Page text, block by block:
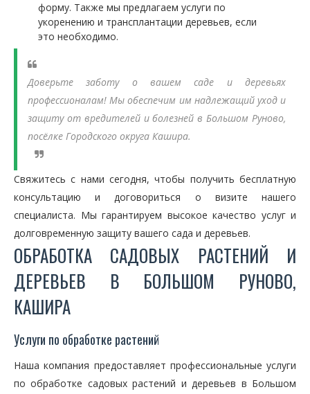
форму. Также мы предлагаем услуги по
укоренению и трансплантации деревьев, если
это необходимо.
Доверьте заботу о вашем саде и деревьях
профессионалам! Мы обеспечим им надлежащий уход и
защиту от вредителей и болезней в Большом Руново,
посёлке Городского округа Кашира.
Свяжитесь с нами сегодня, чтобы получить бесплатную
консультацию и договориться о визите нашего
специалиста. Мы гарантируем высокое качество услуг и
долговременную защиту вашего сада и деревьев.
ОБРАБОТКА САДОВЫХ РАСТЕНИЙ И
ДЕРЕВЬЕВ В БОЛЬШОМ РУНОВО,
КАШИРА
Услуги по обработке растений
Наша компания предоставляет профессиональные услуги
по обработке садовых растений и деревьев в Большом